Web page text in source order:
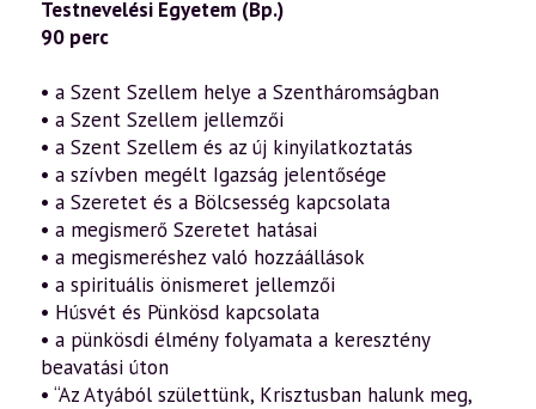
Testnevelési Egyetem (Bp.)
90 perc
• a Szent Szellem helye a Szentháromságban
• a Szent Szellem jellemzői
• a Szent Szellem és az új kinyilatkoztatás
• a szívben megélt Igazság jelentősége
• a Szeretet és a Bölcsesség kapcsolata
• a megismerő Szeretet hatásai
• a megismeréshez való hozzáállások
• a spirituális önismeret jellemzői
• Húsvét és Pünkösd kapcsolata
• a pünkösdi élmény folyamata a keresztény
beavatási úton
• “Az Atyából születtünk, Krisztusban halunk meg,